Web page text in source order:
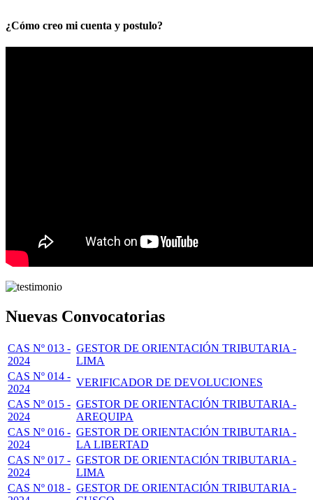
¿Cómo creo mi cuenta y postulo?
Nuevas Convocatorias
CAS Nº 013 -
2024
GESTOR DE ORIENTACIÓN TRIBUTARIA -
LIMA
CAS Nº 014 -
2024
VERIFICADOR DE DEVOLUCIONES
CAS Nº 015 -
2024
GESTOR DE ORIENTACIÓN TRIBUTARIA -
AREQUIPA
CAS Nº 016 -
2024
GESTOR DE ORIENTACIÓN TRIBUTARIA -
LA LIBERTAD
CAS Nº 017 -
2024
GESTOR DE ORIENTACIÓN TRIBUTARIA -
LIMA
CAS Nº 018 - GESTOR DE ORIENTACIÓN TRIBUTARIA -